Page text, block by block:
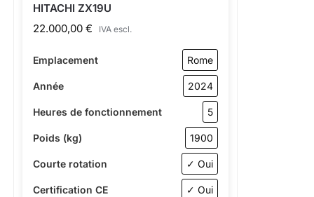
HITACHI ZX19U
22.000,00 € IVA escl.
Emplacement Rome
Année 2024
Heures de fonctionnement 5
Poids (kg) 1900
Courte rotation ✓ Oui
Certification CE ✓ Oui